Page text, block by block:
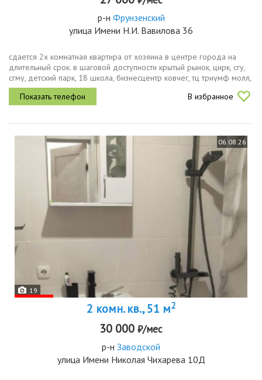
р-н Фрунзенский
улица Имени Н.И. Вавилова 36
сдается 2х комнатная квартира от хозяина в центре города на
длительный срок. в шаговой доступности крытый рынок, цирк, сгу,
сгму, детский парк, 18 школа, бизнесцентр ковчег, тц триумф молл,
в доме детский сад. в квартире кондиционер,...
В избранное
06.08.26
19
2 комн. кв., 51 м2
30 000 ₽/мес
р-н Заводской
улица Имени Николая Чихарева 10Д